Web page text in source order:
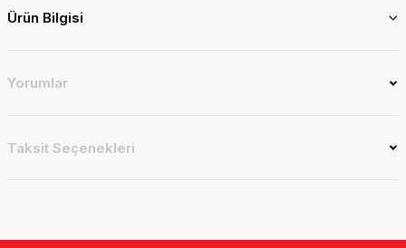
Ürün Bilgisi
Yorumlar
Taksit Seçenekleri